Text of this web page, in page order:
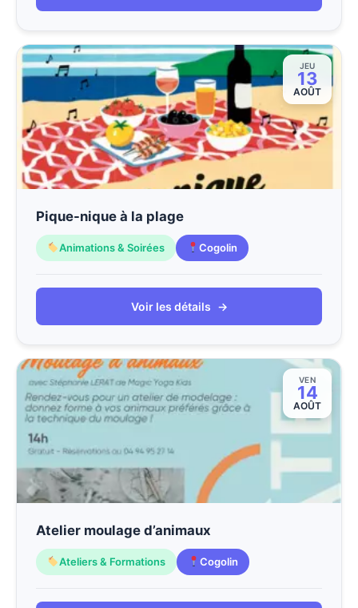
JEU
13
AOÛT
Pique-nique à la plage
Animations & Soirées Cogolin
Voir les détails →
VEN
14
AOÛT
Atelier moulage d’animaux
Ateliers & Formations Cogolin